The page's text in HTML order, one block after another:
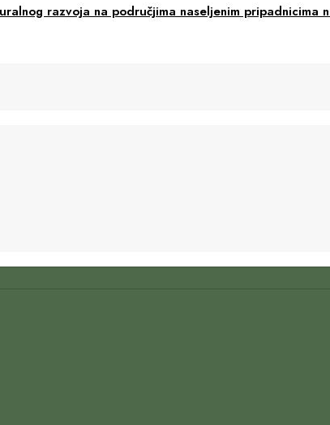
razvoja na područjima naseljenim pripadnicima